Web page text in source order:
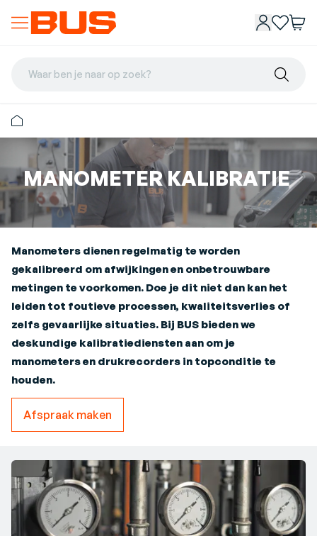
Waar ben je naar op zoek?
MANOMETER KALIBRATIE
Manometers dienen regelmatig te worden
gekalibreerd om afwijkingen en onbetrouwbare
metingen te voorkomen. Doe je dit niet dan kan het
leiden tot foutieve processen, kwaliteitsverlies of
zelfs gevaarlijke situaties. Bij BUS bieden we
deskundige kalibratiediensten aan om je
manometers en drukrecorders in topconditie te
houden.
Afspraak maken